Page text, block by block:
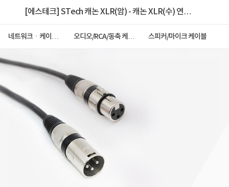
[에스테크] STech 캐논 XLR(암) - 캐논 XLR(수) 연장
네트워크ㆍ케이블
오디오/RCA/동축 케이
스피커/마이크 케이블